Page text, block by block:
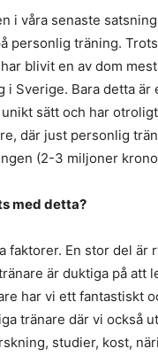
i våra senaste
personlig träning.
blivit en av dom
i Sverige. Bara detta är
sätt och har
där just personlig
(2-3 miljoner
med detta?
faktorer. En stor del är
är duktiga på att
har vi ett fantastiskt
tränare där vi också
studier, kost,